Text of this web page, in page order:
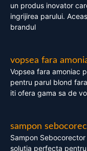
un produs inovator
ingrijirea parului.
brandul
vopsea fara
Vopsea fara amoniac
pentru parul blond
iti ofera gama sa de
sampon
Sampon
solutia perfecta